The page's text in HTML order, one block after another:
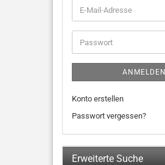
ANMELDEN
Konto erstellen
Passwort vergessen?
Erweiterte Suche